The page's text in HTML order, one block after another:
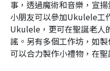
事，透過魔術和音樂，宣
小朋友可以參加Ukulele工
Ukulele，更可在聖誕老人
謠。另有多個工作坊，如
可以合力製作小禮物，在